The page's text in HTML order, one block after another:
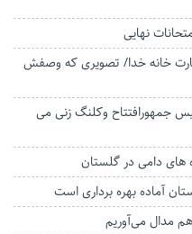
خانه خدا/ تصویری که وصفش
جمهورافتتاح وکلنگ زنی می
های دامی در گلستان
هم مدال می‌آوریم